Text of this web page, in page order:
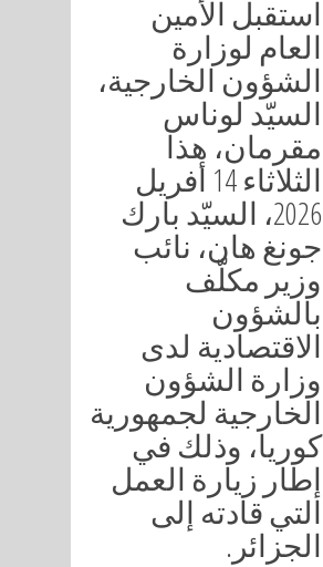
استقبل الأمين
العام لوزارة
الشؤون الخارجية،
السيّد لوناس
مقرمان، هذا
الثلاثاء 14 أفريل
2026، السيّد بارك
جونغ هان، نائب
وزير مكلّف
بالشؤون
الاقتصادية لدى
وزارة الشؤون
الخارجية لجمهورية
كوريا، وذلك في
إطار زيارة العمل
التي قادته إلى
الجزائر.